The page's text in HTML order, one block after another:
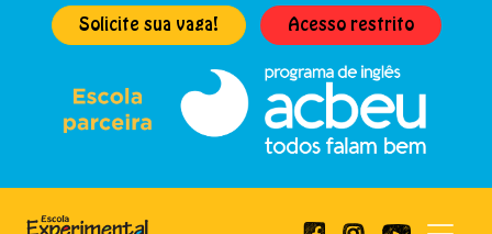
Solicite sua vaga! Acesso restrito